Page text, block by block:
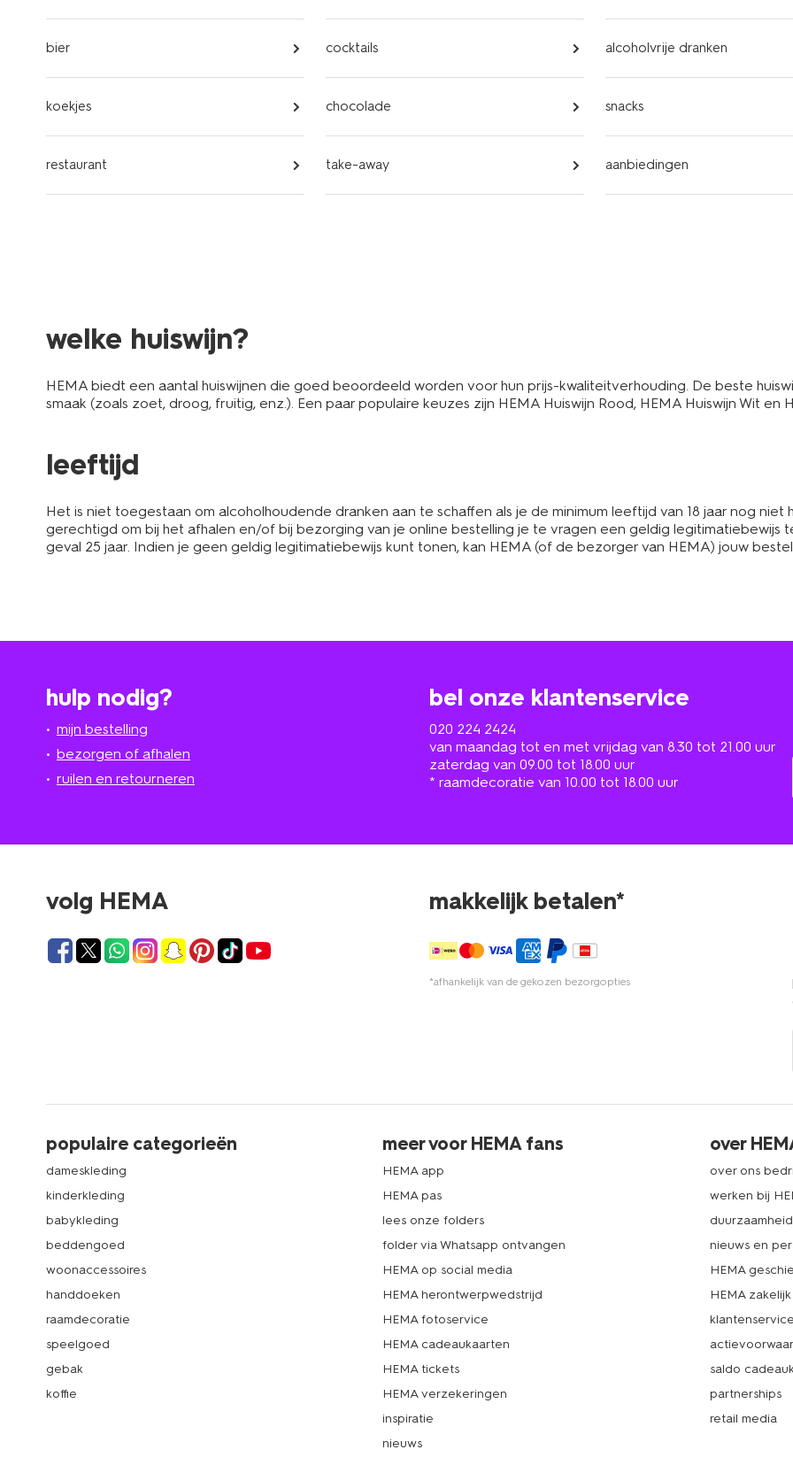
bier cocktails alcoholvrije dranken
koekjes chocolade snacks
restaurant take-away aanbiedingen
welke huiswijn?
HEMA biedt een aantal huiswijnen die goed beoordeeld worden voor hun prijs-kwaliteitverhouding. De beste
smaak (zoals zoet, droog, fruitig, enz.). Een paar populaire keuzes zijn HEMA Huiswijn Rood, HEMA Huiswijn Wit en
leeftijd
Het is niet toegestaan om alcoholhoudende dranken aan te schaffen als je de minimum leeftijd van 18 jaar nog
gerechtigd om bij het afhalen en/of bij bezorging van je online bestelling je te vragen een geldig
geval 25 jaar. Indien je geen geldig legitimatiebewijs kunt tonen, kan HEMA (of de bezorger van HEMA) jouw
hulp nodig?
mijn bestelling
bezorgen of afhalen
ruilen en retourneren
bel onze klantenservice
020 224 2424
van maandag tot en met vrijdag van 8.30 tot 21.00 uur
zaterdag van 09.00 tot 18.00 uur
* raamdecoratie van 10.00 tot 18.00 uur
volg HEMA makkelijk betalen*
*afhankelijk van de gekozen bezorgopties
populaire categorieën
dameskleding
kinderkleding
babykleding
beddengoed
woonaccessoires
handdoeken
raamdecoratie
speelgoed
gebak
koffie
meer voor HEMA fans
HEMA app
HEMA pas
lees onze folders
folder via Whatsapp ontvangen
HEMA op social media
HEMA herontwerpwedstrijd
HEMA fotoservice
HEMA cadeaukaarten
HEMA tickets
HEMA verzekeringen
inspiratie
nieuws
over
over ons
werken bij
duurzaamheid
nieuws en
HEMA
HEMA zakelijk
saldo
partnerships
retail media